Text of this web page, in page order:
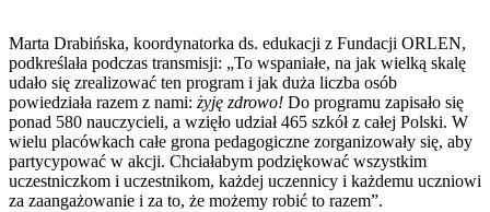
Marta Drabińska, koordynatorka ds. edukacji z Fundacji ORLEN,
podkreślała podczas transmisji: „To wspaniałe, na jak wielką skalę
udało się zrealizować ten program i jak duża liczba osób
powiedziała razem z nami: żyję zdrowo! Do programu zapisało się
ponad 580 nauczycieli, a wzięło udział 465 szkół z całej Polski. W
wielu placówkach całe grona pedagogiczne zorganizowały się, aby
partycypować w akcji. Chciałabym podziękować wszystkim
uczestniczkom i uczestnikom, każdej uczennicy i każdemu uczniowi
za zaangażowanie i za to, że możemy robić to razem”.